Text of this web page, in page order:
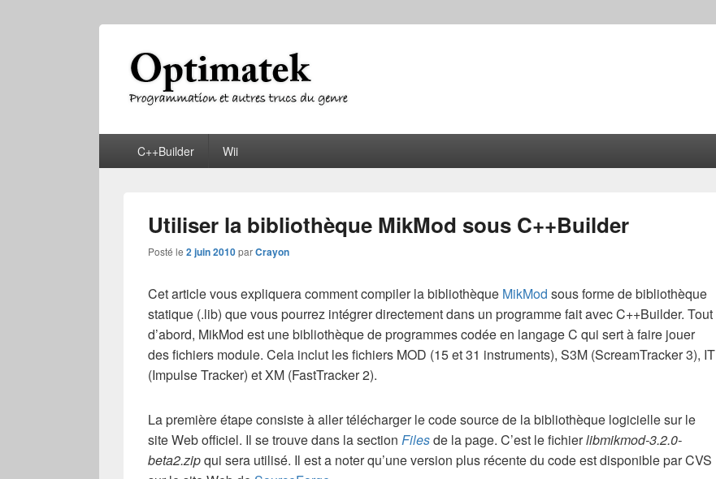
Optimatek
principalC++Builder Wii
Utiliser la bibliothèque MikMod sous C++Builder
Posté le 2 juin 2010parCrayon
Cet article vous expliquera comment compiler la bibliothèque MikMod sous forme de bibliothèque
statique (.lib) que vous pourrez intégrer directement dans un programme fait avec C++Builder. Tout
d’abord, MikMod est une bibliothèque de programmes codée en langage C qui sert à faire jouer
des fichiers module. Cela inclut les fichiers MOD (15 et 31 instruments), S3M (ScreamTracker 3), IT
(Impulse Tracker) et XM (FastTracker 2).
La première étape consiste à aller télécharger le code source de la bibliothèque logicielle sur le
site Web officiel. Il se trouve dans la section Filesde la page. C’est le fichierlibmikmod-3.2.0-
beta2.zipqui sera utilisé. Il est a noter qu’une version plus récente du code est disponible par CVS